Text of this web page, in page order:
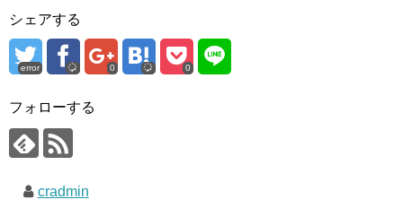
シェアする
error 0 0
フォローする
cradmin